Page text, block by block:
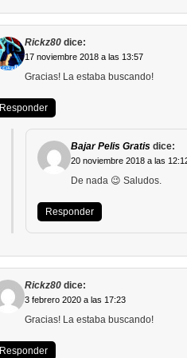
Rickz80 dice:
17 noviembre 2018 a las 13:57
Gracias! La estaba buscando!
Responder
Bajar Pelis Gratis dice:
20 noviembre 2018 a las
De nada 😉 Saludos.
Responder
Rickz80 dice:
3 febrero 2020 a las 17:23
Gracias! La estaba buscando!
Responder